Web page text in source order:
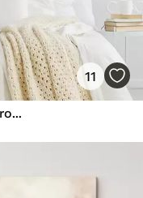
11
Lähivõte valgest pojengiõiest, mille kroonlehtedel on veepiisad, hägusel taustal